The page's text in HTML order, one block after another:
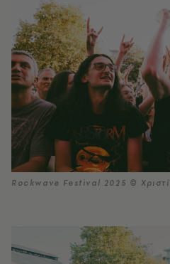
Rockwave Festival 2025 ©